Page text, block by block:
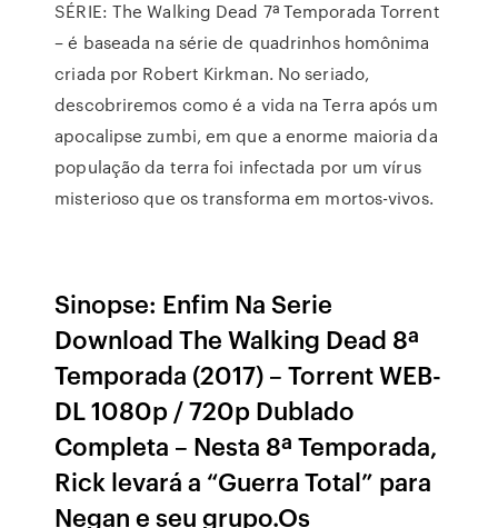
SÉRIE: The Walking Dead 7ª Temporada Torrent
– é baseada na série de quadrinhos homônima
criada por Robert Kirkman. No seriado,
descobriremos como é a vida na Terra após um
apocalipse zumbi, em que a enorme maioria da
população da terra foi infectada por um vírus
misterioso que os transforma em mortos-vivos.
Sinopse: Enfim Na Serie
Download The Walking Dead 8ª
Temporada (2017) – Torrent WEB-
DL 1080p / 720p Dublado
Completa – Nesta 8ª Temporada,
Rick levará a “Guerra Total” para
Negan e seu grupo.Os